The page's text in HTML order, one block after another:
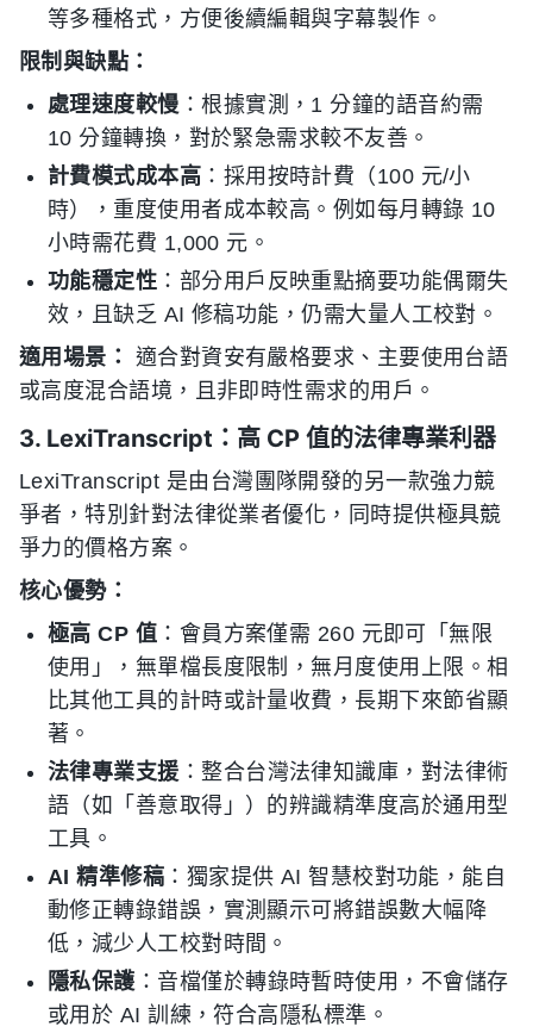
等多種格式，方便後續編輯與字幕製作。
限制與缺點：
處理速度較慢：根據實測，1 分鐘的語音約需
10 分鐘轉換，對於緊急需求較不友善。
計費模式成本高 ：採用按時計費（100 元/小
時），重度使用者成本較高。例如每月轉錄 10
小時需花費 1,000 元。
功能穩定性 ：部分用戶反映重點摘要功能偶爾失
效，且缺乏 AI 修稿功能，仍需大量人工校對。
適用場景：
適合對資安有嚴格要求、主要使用台語
或高度混合語境，且非即時性需求的用戶。
3. LexiTranscript：高 CP 值的法律專業利器
LexiTranscript 是由台灣團隊開發的另一款強力競
爭者，特別針對法律從業者優化，同時提供極具競
爭力的價格方案。
核心優勢：
極高 CP 值 ：會員方案僅需 260 元即可「無限
使用」，無單檔長度限制，無月度使用上限。相
比其他工具的計時或計量收費，長期下來節省顯
著。
法律專業支援 ：整合台灣法律知識庫，對法律術
語（如「善意取得」）的辨識精準度高於通用型
工具。
AI 精準修稿 ：獨家提供 AI 智慧校對功能，能自
動修正轉錄錯誤，實測顯示可將錯誤數大幅降
低，減少人工校對時間。
隱私保護：音檔僅於轉錄時暫時使用，不會儲存
或用於 AI 訓練，符合高隱私標準。